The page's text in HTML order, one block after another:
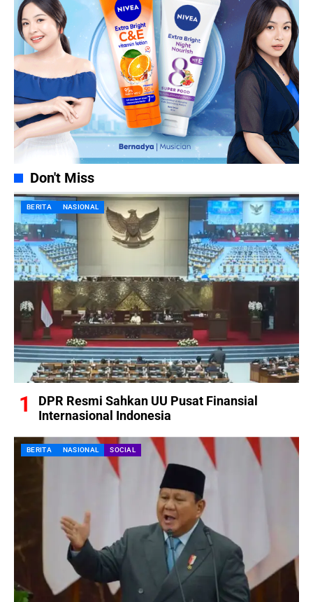
Don't Miss
BERITA NASIONAL
DPR Resmi Sahkan UU Pusat Finansial
Internasional Indonesia
BERITA NASIONAL SOCIAL